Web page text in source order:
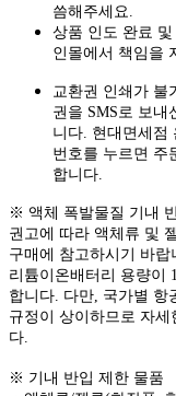
씀해주세요.
상품 인도 완료
인몰에서 책임을
교환권 인쇄가 불
권을 SMS로 보
니다. 현대면세점
번호를 누르면 주
합니다.
※ 액체 폭발물질 기내
권고에 따라 액체류 및
구매에 참고하시기 바랍
리튬이온배터리 용량이
합니다. 다만, 국가별 항
규정이 상이하므로 자세
다.
※ 기내 반입 제한 물품